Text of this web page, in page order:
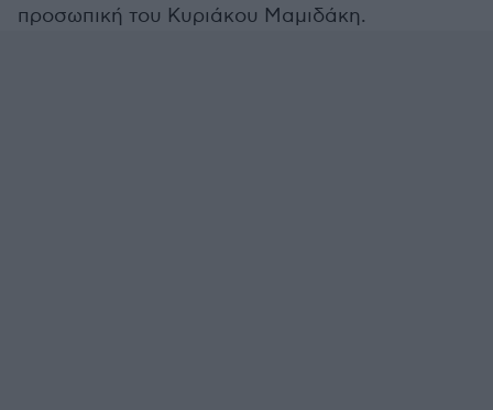
προσωπική του Κυριάκου Μαμιδάκη.